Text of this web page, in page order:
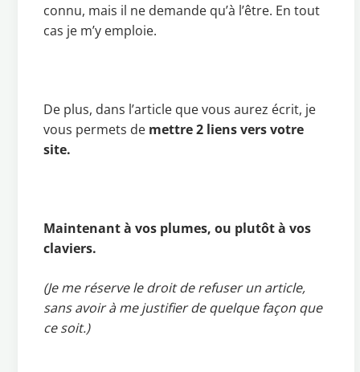
connu, mais il ne demande qu’à l’être. En tout
cas je m’y emploie.
De plus, dans l’article que vous aurez écrit, je
vous permets de mettre 2 liens vers votre
site.
Maintenant à vos plumes, ou plutôt à vos
claviers.
(Je me réserve le droit de refuser un article,
sans avoir à me justifier de quelque façon que
ce soit.)